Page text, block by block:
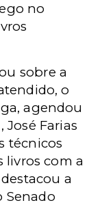
no
sobre a
o
agendou
Farias
técnicos
livros com a
a
Senado